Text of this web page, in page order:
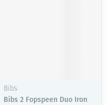
Bibs
Bibs 2 Fopspeen Duo Iron